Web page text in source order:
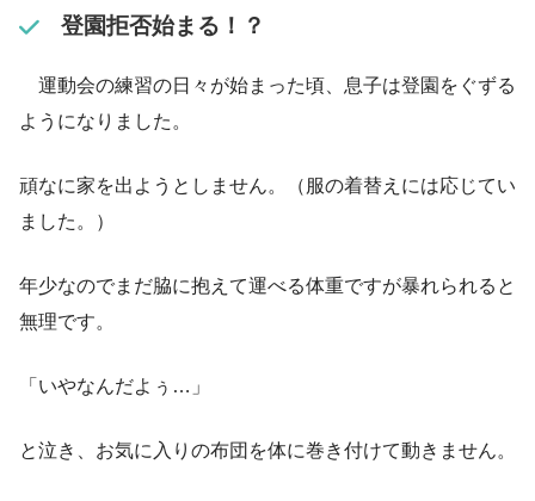
登園拒否始まる！？
運動会の練習の日々が始まった頃、息子は登園をぐずる
ようになりました。
頑なに家を出ようとしません。（服の着替えには応じてい
ました。）
年少なのでまだ脇に抱えて運べる体重ですが暴れられると
無理です。
「いやなんだよぅ…」
と泣き、お気に入りの布団を体に巻き付けて動きません。